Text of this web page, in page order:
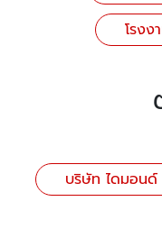
โรงง
บริษัท ไดมอนด์